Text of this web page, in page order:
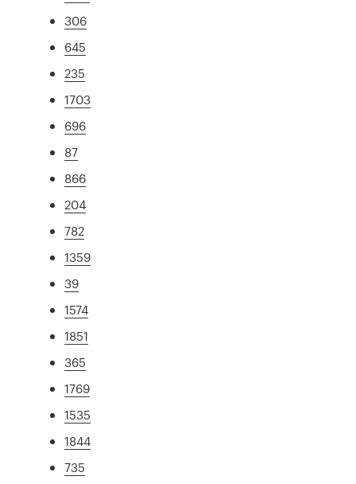
306
645
235
1703
696
87
866
204
782
1359
39
1574
1851
365
1769
1535
1844
735